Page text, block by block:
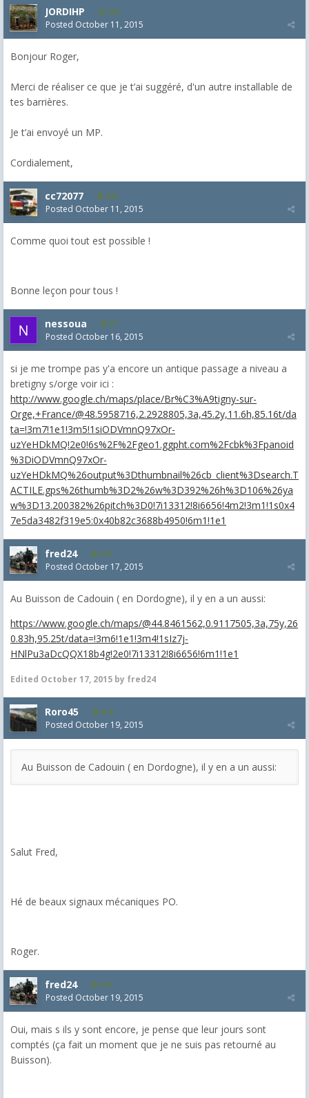
JORDIHP 204
Posted October 11, 2015
Bonjour Roger,
Merci de réaliser ce que je t’ai suggéré, d'un autre installable de
tes barrières.
Je t’ai envoyé un MP.
Cordialement,
cc72077 425
Posted October 11, 2015
Comme quoi tout est possible !
Bonne leçon pour tous !
nessoua 37
Posted October 16, 2015
si je me trompe pas y'a encore un antique passage a niveau a
bretigny s/orge voir ici :
http://www.google.ch/maps/place/Br%C3%A9tigny-sur-
Orge,+France/@48.5958716,2.2928805,3a,45.2y,11.6h,85.16t/da
ta=!3m7!1e1!3m5!1siODVmnQ97xOr-
uzYeHDkMQ!2e0!6s%2F%2Fgeo1.ggpht.com%2Fcbk%3Fpanoid
%3DiODVmnQ97xOr-
uzYeHDkMQ%26output%3Dthumbnail%26cb_client%3Dsearch.T
ACTILE.gps%26thumb%3D2%26w%3D392%26h%3D106%26ya
w%3D13.200382%26pitch%3D0!7i13312!8i6656!4m2!3m1!1s0x4
7e5da3482f319e5:0x40b82c3688b4950!6m1!1e1
fred24 187
Posted October 17, 2015
Au Buisson de Cadouin ( en Dordogne), il y en a un aussi:
https://www.google.ch/maps/@44.8461562,0.9117505,3a,75y,26
0.83h,95.25t/data=!3m6!1e1!3m4!1sIz7j-
HNlPu3aDcQQX18b4g!2e0!7i13312!8i6656!6m1!1e1
Edited October 17, 2015 by fred24
Roro45 818
Posted October 19, 2015
Au Buisson de Cadouin ( en Dordogne), il y en a un aussi:
Salut Fred,
Hé de beaux signaux mécaniques PO.
Roger.
fred24 187
Posted October 19, 2015
Oui, mais s ils y sont encore, je pense que leur jours sont
comptés (ça fait un moment que je ne suis pas retourné au
Buisson).